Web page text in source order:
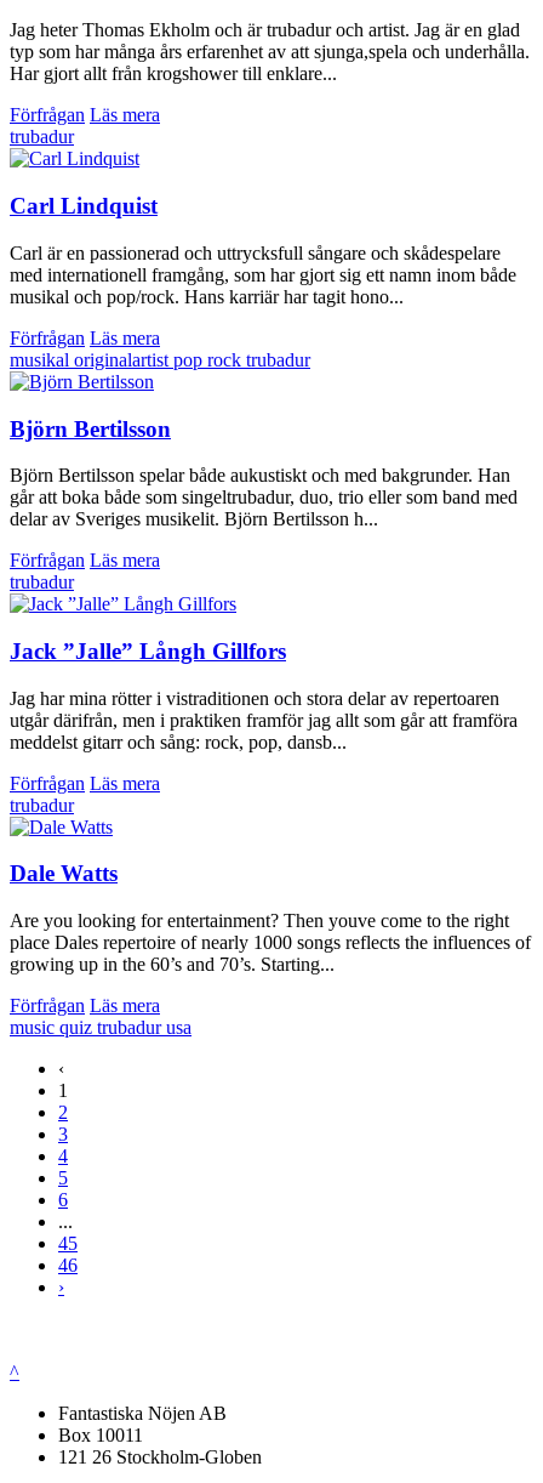
Jag heter Thomas Ekholm och är trubadur och artist. Jag är en glad
typ som har många års erfarenhet av att sjunga,spela och underhålla.
Har gjort allt från krogshower till enklare...
Förfrågan Läs mera
trubadur
Carl Lindquist
Carl är en passionerad och uttrycksfull sångare och skådespelare
med internationell framgång, som har gjort sig ett namn inom både
musikal och pop/rock. Hans karriär har tagit hono...
Förfrågan Läs mera
musikal originalartist pop rock trubadur
Björn Bertilsson
Björn Bertilsson spelar både aukustiskt och med bakgrunder. Han
går att boka både som singeltrubadur, duo, trio eller som band med
delar av Sveriges musikelit. Björn Bertilsson h...
Förfrågan Läs mera
trubadur
Jack ”Jalle” Långh Gillfors
Jag har mina rötter i vistraditionen och stora delar av repertoaren
utgår därifrån, men i praktiken framför jag allt som går att framföra
meddelst gitarr och sång: rock, pop, dansb...
Förfrågan Läs mera
trubadur
Dale Watts
Are you looking for entertainment? Then youve come to the right
place Dales repertoire of nearly 1000 songs reflects the influences of
growing up in the 60’s and 70’s. Starting...
Förfrågan Läs mera
music quiz trubadurusa
‹
1
2
3
4
5
6
...
45
46
›
^
Fantastiska Nöjen AB
Box 10011
121 26 Stockholm-Globen